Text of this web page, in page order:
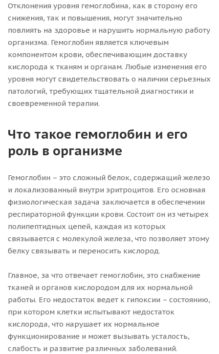
Отклонения уровня гемоглобина, как в сторону его
снижения, так и повышения, могут значительно
повлиять на здоровье и нарушить нормальную работу
организма. Гемоглобин является ключевым
компонентом крови, обеспечивающим доставку
кислорода к тканям и органам. Любые изменения его
уровня могут свидетельствовать о наличии серьезных
патологий, требующих тщательной диагностики и
своевременной терапии.
Что такое гемоглобин и его
роль в организме
Гемоглобин – это сложный белок, содержащий железо
и локализованный внутри эритроцитов. Его основная
физиологическая задача заключается в обеспечении
респираторной функции крови. Состоит он из четырех
полипептидных цепей, каждая из которых
связывается с молекулой железа, что позволяет этому
белку связывать и переносить кислород.
Главное, за что отвечает гемоглобин, это снабжение
тканей и органов кислородом для их нормальной
работы. Его недостаток ведет к гипоксии – состоянию,
при котором клетки испытывают недостаток
кислорода, что нарушает их нормальное
функционирование и может вызывать усталость,
слабость и развитие различных заболеваний.